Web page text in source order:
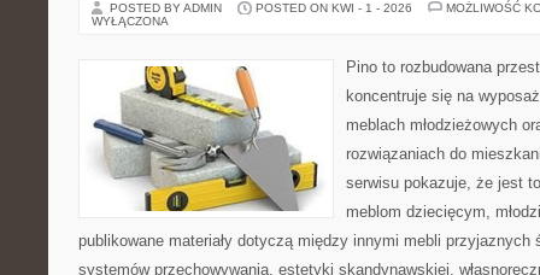
POSTED BY ADMIN POSTED ON KWI - 1 - 2026
MOŻLIWOŚĆ
WYŁĄCZONA
Pino to rozbudowana
koncentruje się na
meblach młodzieżowych
rozwiązaniach do
serwisu pokazuje, że jest
meblom dziecięcym,
publikowane materiały dotyczą między innymi mebli
systemów przechowywania, estetyki skandynawskiej,